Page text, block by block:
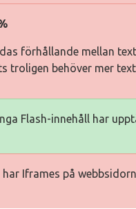
förhållande mellan
troligen behöver mer
Flash-innehåll har
har Iframes på